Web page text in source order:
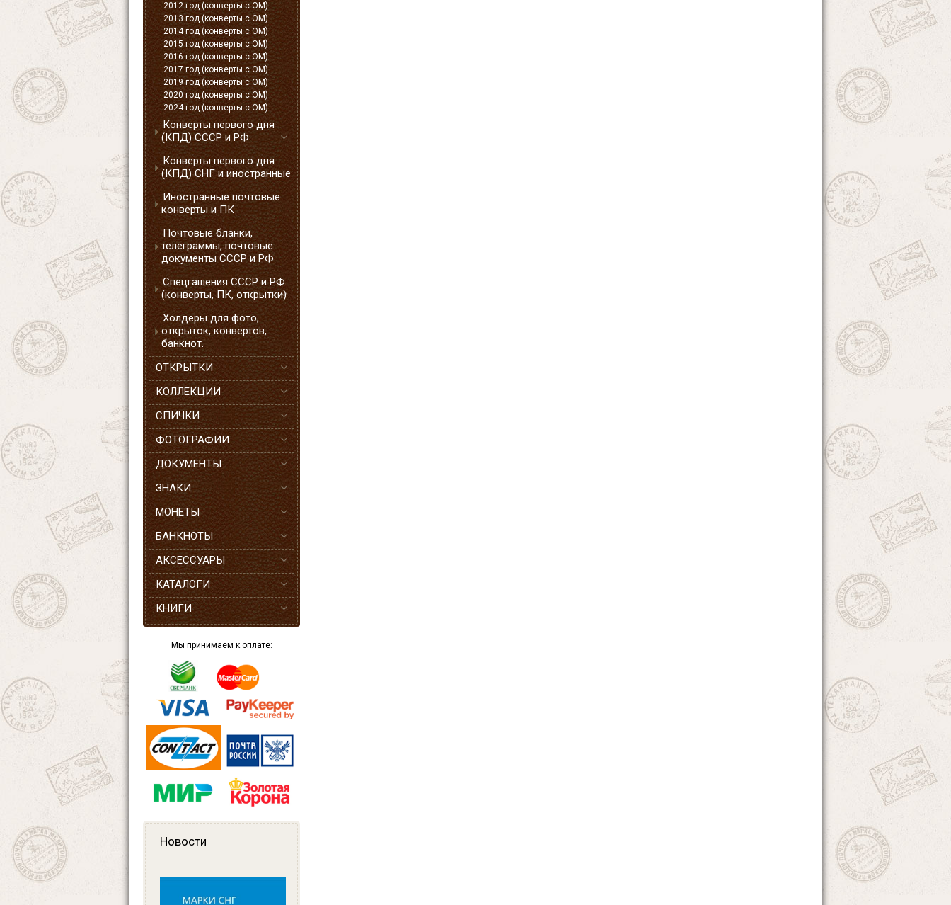
2012 год (конверты с ОМ)
2013 год (конверты с ОМ)
2014 год (конверты с ОМ)
2015 год (конверты с ОМ)
2016 год (конверты с ОМ)
2017 год (конверты с ОМ)
2019 год (конверты с ОМ)
2020 год (конверты с ОМ)
2024 год (конверты с ОМ)
Конверты первого дня
(КПД) СССР и РФ
Конверты первого дня
(КПД) СНГ и иностранные
Иностранные почтовые
конверты и ПК
Почтовые бланки,
телеграммы, почтовые
документы СССР и РФ
Спецгашения СССР и РФ
(конверты, ПК, открытки)
Холдеры для фото,
открыток, конвертов,
банкнот.
ОТКРЫТКИ
КОЛЛЕКЦИИ
СПИЧКИ
ФОТОГРАФИИ
ДОКУМЕНТЫ
ЗНАКИ
МОНЕТЫ
БАНКНОТЫ
АКСЕССУАРЫ
КАТАЛОГИ
КНИГИ
Мы принимаем к оплате:
Новости